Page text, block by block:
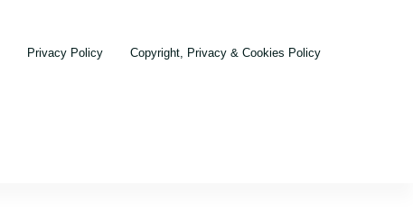
Privacy Policy Copyright, Privacy & Cookies Policy